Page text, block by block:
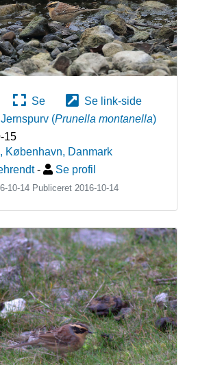
Se
Se link-side
(Prunella montanella)
15
København, Danmark
- Se profil
10-14 Publiceret 2016-10-14